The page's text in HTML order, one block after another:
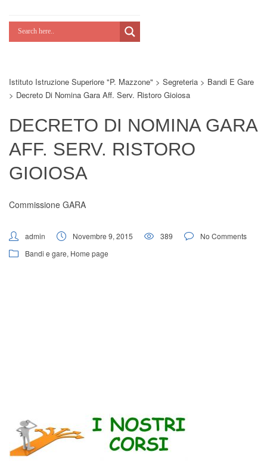
Lab Green
Potenziamoci
Istituto Istruzione Superiore "P. Mazzone" > Segreteria > Bandi E Gare
> Decreto Di Nomina Gara Aff. Serv. Ristoro Gioiosa
DECRETO DI NOMINA GARA
AFF. SERV. RISTORO
GIOIOSA
Commissione GARA
admin Novembre 9, 2015 389
No Comments
Bandi e gare, Home page